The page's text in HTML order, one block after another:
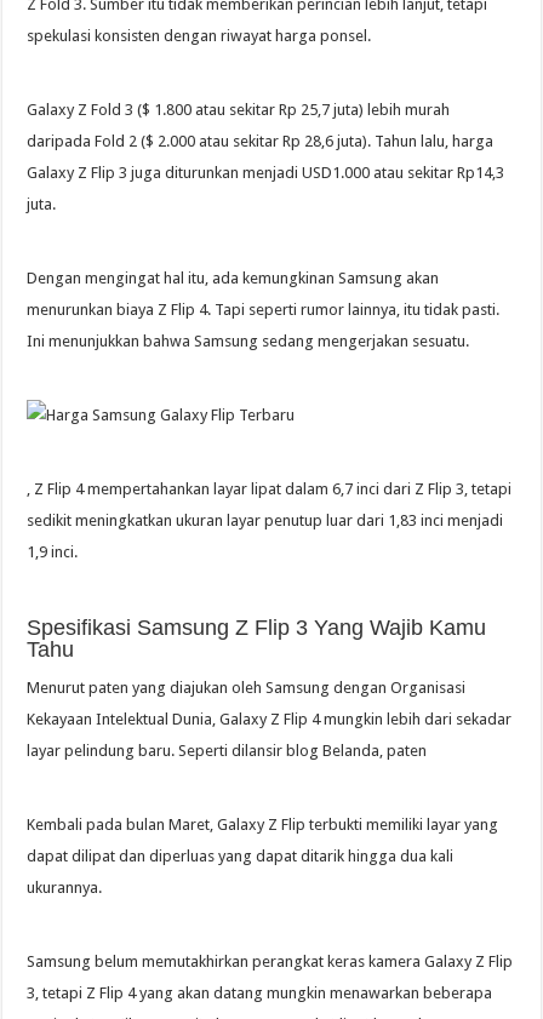
Z Fold 3. Sumber itu tidak memberikan perincian lebih lanjut, tetapi
spekulasi konsisten dengan riwayat harga ponsel.
Galaxy Z Fold 3 ($ 1.800 atau sekitar Rp 25,7 juta) lebih murah
daripada Fold 2 ($ 2.000 atau sekitar Rp 28,6 juta). Tahun lalu, harga
Galaxy Z Flip 3 juga diturunkan menjadi USD1.000 atau sekitar Rp14,3
juta.
Dengan mengingat hal itu, ada kemungkinan Samsung akan
menurunkan biaya Z Flip 4. Tapi seperti rumor lainnya, itu tidak pasti.
Ini menunjukkan bahwa Samsung sedang mengerjakan sesuatu.
, Z Flip 4 mempertahankan layar lipat dalam 6,7 inci dari Z Flip 3, tetapi
sedikit meningkatkan ukuran layar penutup luar dari 1,83 inci menjadi
1,9 inci.
Spesifikasi Samsung Z Flip 3 Yang Wajib Kamu
Tahu
Menurut paten yang diajukan oleh Samsung dengan Organisasi
Kekayaan Intelektual Dunia, Galaxy Z Flip 4 mungkin lebih dari sekadar
layar pelindung baru. Seperti dilansir blog Belanda, paten
Kembali pada bulan Maret, Galaxy Z Flip terbukti memiliki layar yang
dapat dilipat dan diperluas yang dapat ditarik hingga dua kali
ukurannya.
Samsung belum memutakhirkan perangkat keras kamera Galaxy Z Flip
3, tetapi Z Flip 4 yang akan datang mungkin menawarkan beberapa